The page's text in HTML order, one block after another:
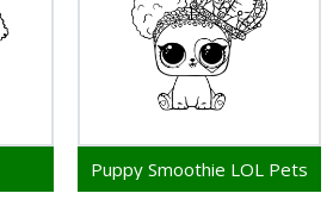
Puppy Smoothie LOL Pets